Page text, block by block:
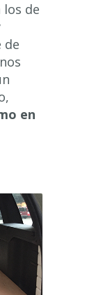
los de
de
en